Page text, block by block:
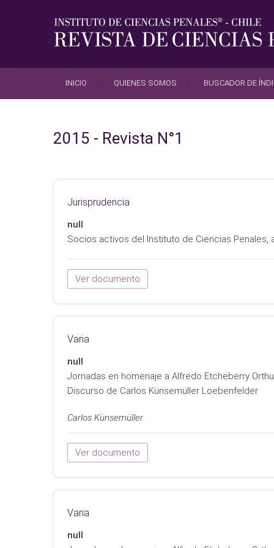
INICIO QUIENES SOMOS BUSCADOR DE
2015 - Revista N°1
Jurisprudencia
null
Socios activos del Instituto de Ciencias Penales,
Ver documento
Varia
null
Jornadas en homenaje a Alfredo Etcheberry
Discurso de Carlos Künsemüller Loebenfelder
Carlos Künsemüller
Ver documento
Varia
null